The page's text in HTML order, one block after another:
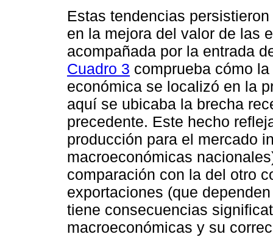
Estas tendencias
en la mejora del valor de las
acompañada por la entrada
Cuadro 3 comprueba cómo
económica se localizó en la
aquí se ubicaba la brecha
precedente. Este hecho
producción para el mercado
macroeconómicas
comparación con la del otro
exportaciones (que
tiene consecuencias
macroeconómicas y su